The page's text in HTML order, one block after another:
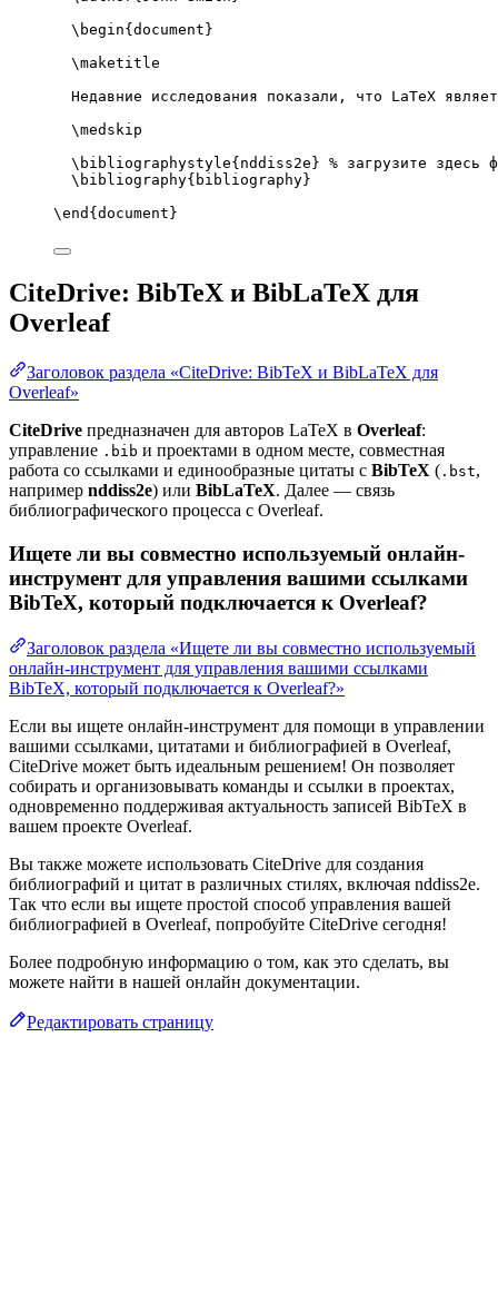
\begin{ document }
\maketitle
Недавние исследования показали, что LaTeX
\medskip
\bibliographystyle{nddiss2e} % загрузите
\bibliography{bibliography}
\end { document }
CiteDrive: BibTeX и BibLaTeX для
Overleaf
Заголовок раздела «CiteDrive: BibTeX и BibLaTeX для
Overleaf»
CiteDrive предназначен для авторов LaTeX в Overleaf:
управление .bib и проектами в одном месте, совместная
работа со ссылками и единообразные цитаты с BibTeX ( .bst,
например nddiss2e) или BibLaTeX. Далее — связь
библиографического процесса с Overleaf.
Ищете ли вы совместно используемый онлайн-
инструмент для управления вашими ссылками
BibTeX, который подключается к Overleaf?
Заголовок раздела «Ищете ли вы совместно используемый
онлайн-инструмент для управления вашими ссылками
BibTeX, который подключается к Overleaf?»
Если вы ищете онлайн-инструмент для помощи в управлении
вашими ссылками, цитатами и библиографией в Overleaf,
CiteDrive может быть идеальным решением! Он позволяет
собирать и организовывать команды и ссылки в проектах,
одновременно поддерживая актуальность записей BibTeX в
вашем проекте Overleaf.
Вы также можете использовать CiteDrive для создания
библиографий и цитат в различных стилях, включая nddiss2e.
Так что если вы ищете простой способ управления вашей
библиографией в Overleaf, попробуйте CiteDrive сегодня!
Более подробную информацию о том, как это сделать, вы
можете найти в нашей онлайн документации.
Редактировать страницу